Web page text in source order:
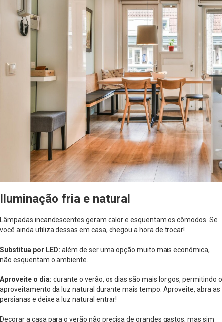
Iluminação fria e natural
Lâmpadas incandescentes geram calor e esquentam os cômodos. Se
você ainda utiliza dessas em casa, chegou a hora de trocar!
Substitua por LED: além de ser uma opção muito mais econômica,
não esquentam o ambiente.
Aproveite o dia: durante o verão, os dias são mais longos, permitindo o
aproveitamento da luz natural durante mais tempo. Aproveite, abra as
persianas e deixe a luz natural entrar!
Decorar a casa para o verão não precisa de grandes gastos, mas sim